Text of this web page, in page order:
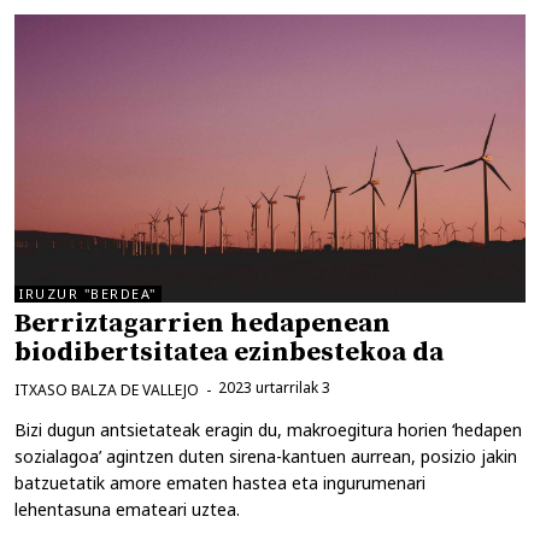
IRUZUR "BERDEA"
Berriztagarrien hedapenean
biodibertsitatea ezinbestekoa da
2023 urtarrilak 3
ITXASO BALZA DE VALLEJO
Bizi dugun antsietateak eragin du, makroegitura horien ‘hedapen
sozialagoa’ agintzen duten sirena-kantuen aurrean, posizio jakin
batzuetatik amore ematen hastea eta ingurumenari
lehentasuna emateari uztea.